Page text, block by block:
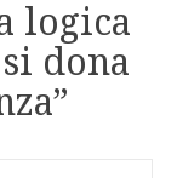
logica
dona
”